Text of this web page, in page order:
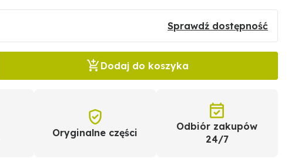
Sprawdź dostępność
Dodaj do koszyka
Oryginalne części
Odbiór zakupów
24/7